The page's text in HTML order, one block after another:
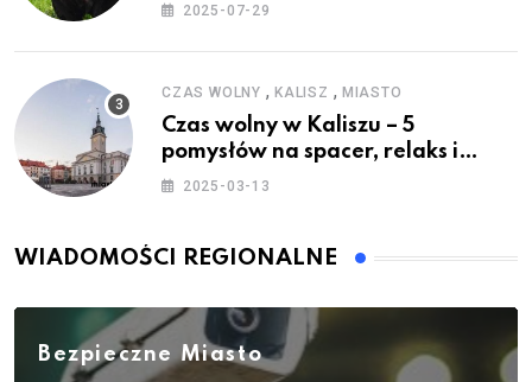
2025-07-29
CZAS WOLNY , KALISZ , MIASTO
Czas wolny w Kaliszu – 5
pomysłów na spacer, relaks i
rodzinne atrakcje
2025-03-13
WIADOMOŚCI REGIONALNE
Bezpieczne Miasto